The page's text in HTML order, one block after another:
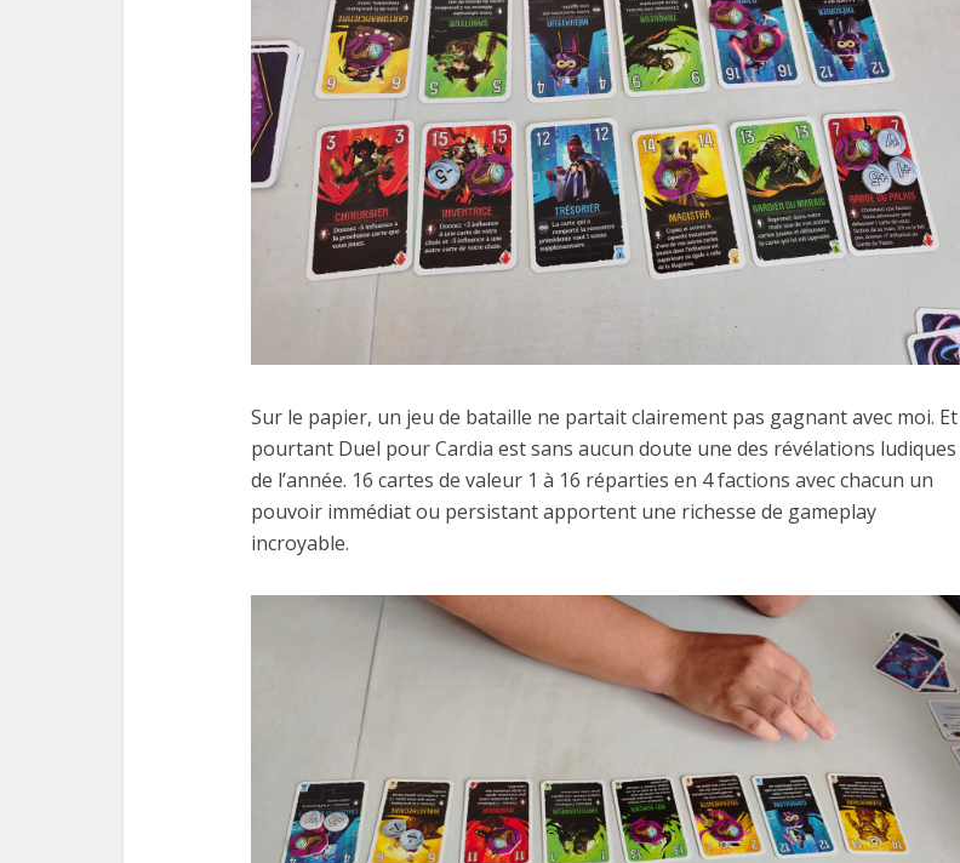
Sur le papier, un jeu de bataille ne partait clairement pas gagnant avec moi. Et
pourtant Duel pour Cardia est sans aucun doute une des révélations ludiques
de l’année. 16 cartes de valeur 1 à 16 réparties en 4 factions avec chacun un
pouvoir immédiat ou persistant apportent une richesse de gameplay
incroyable.